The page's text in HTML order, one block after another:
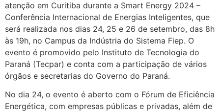
atenção em Curitiba durante a Smart Energy 2024 –
Conferência Internacional de Energias Inteligentes, que
será realizada nos dias 24, 25 e 26 de setembro, das 8h
às 19h, no Campus da Indústria do Sistema Fiep. O
evento é promovido pelo Instituto de Tecnologia do
Paraná (Tecpar) e conta com a participação de vários
órgãos e secretarias do Governo do Paraná.
No dia 24, o evento é aberto com o Fórum de Eficiência
Energética, com empresas públicas e privadas, além de